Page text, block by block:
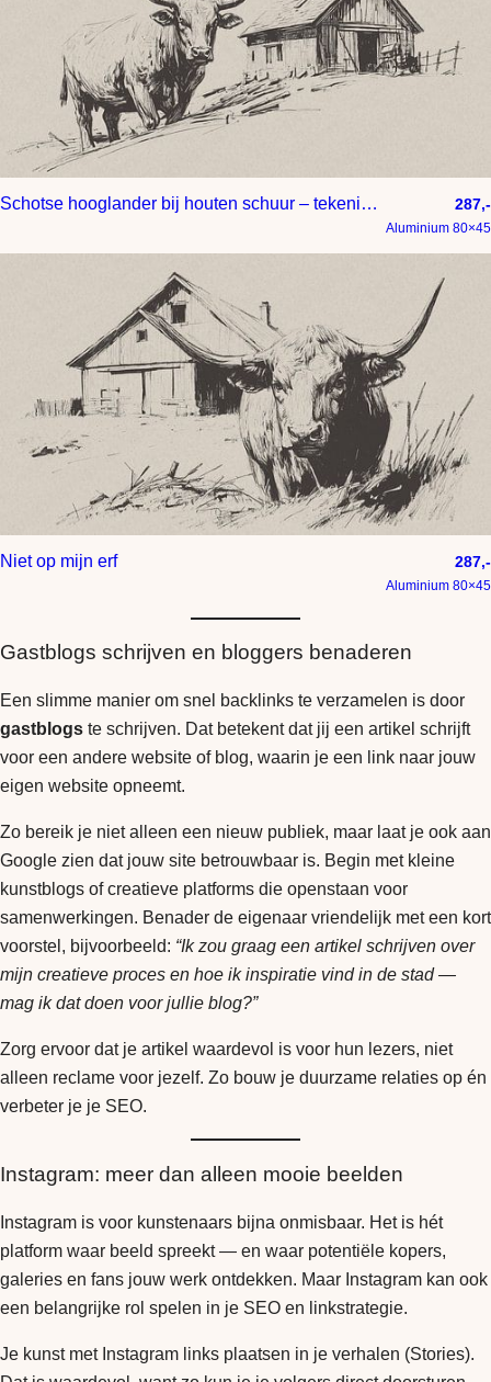
Schotse hooglander bij houten schuur – tekening op papier met taupe achtergrond 287,-
Aluminium 80×45
Niet op mijn erf 287,-
Aluminium 80×45
Gastblogs schrijven en bloggers benaderen
Een slimme manier om snel backlinks te verzamelen is door
gastblogs te schrijven. Dat betekent dat jij een artikel schrijft
voor een andere website of blog, waarin je een link naar jouw
eigen website opneemt.
Zo bereik je niet alleen een nieuw publiek, maar laat je ook aan
Google zien dat jouw site betrouwbaar is. Begin met kleine
kunstblogs of creatieve platforms die openstaan voor
samenwerkingen. Benader de eigenaar vriendelijk met een kort
voorstel, bijvoorbeeld: “Ik zou graag een artikel schrijven over
mijn creatieve proces en hoe ik inspiratie vind in de stad —
mag ik dat doen voor jullie blog?”
Zorg ervoor dat je artikel waardevol is voor hun lezers, niet
alleen reclame voor jezelf. Zo bouw je duurzame relaties op én
verbeter je je SEO.
Instagram: meer dan alleen mooie beelden
Instagram is voor kunstenaars bijna onmisbaar. Het is hét
platform waar beeld spreekt — en waar potentiële kopers,
galeries en fans jouw werk ontdekken. Maar Instagram kan ook
een belangrijke rol spelen in je SEO en linkstrategie.
Je kunst met Instagram links plaatsen in je verhalen (Stories).